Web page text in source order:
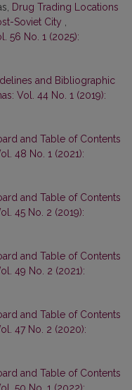
Drug Trading Locations
Soviet City
56 No. 1 (2025):
and Bibliographic
Vol. 44 No. 1 (2019):
and Table of Contents
48 No. 1 (2021):
and Table of Contents
45 No. 2 (2019):
and Table of Contents
49 No. 2 (2021):
and Table of Contents
47 No. 2 (2020):
and Table of Contents
50 No. 1 (2022):